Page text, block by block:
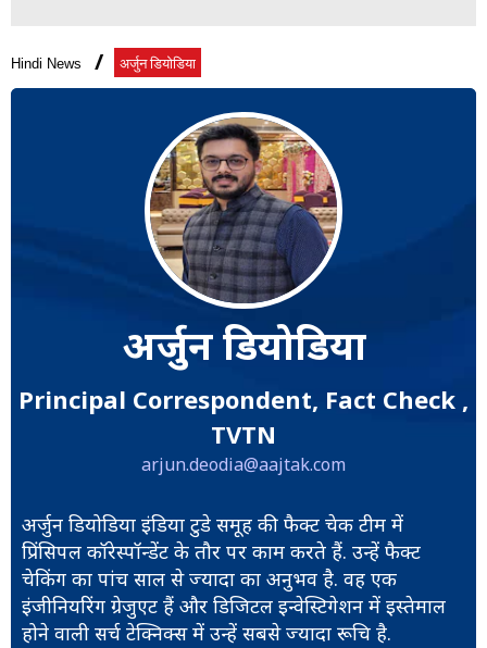
Hindi News अर्जुन डियोडिया
अर्जुन डियोडिया
Principal Correspondent, Fact Check ,
TVTN
arjun.deodia@aajtak.com
अर्जुन डियोडिया इंडिया टुडे समूह की फैक्ट चेक टीम में
प्रिंसिपल कॉरेस्पॉन्डेंट के तौर पर काम करते हैं. उन्हें फैक्ट
चेकिंग का पांच साल से ज्यादा का अनुभव है. वह एक
इंजीनियरिंग ग्रेजुएट हैं और डिजिटल इन्वेस्टिगेशन में इस्तेमाल
होने वाली सर्च टेक्निक्स में उन्हें सबसे ज्यादा रूचि है.